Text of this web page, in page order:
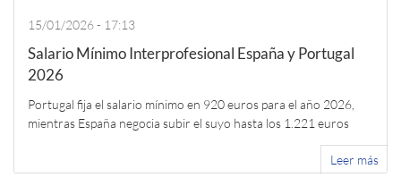
15/01/2026 - 17:13
Salario Mínimo Interprofesional España y Portugal
2026
Portugal fija el salario mínimo en 920 euros para el año 2026,
mientras España negocia subir el suyo hasta los 1.221 euros
Leer más